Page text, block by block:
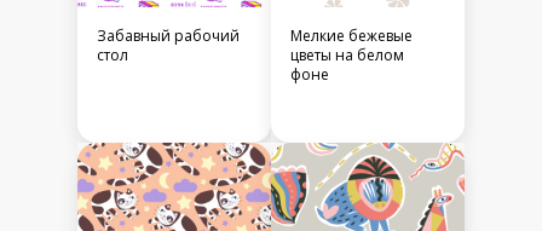
Забавный рабочий
стол
Мелкие бежевые
цветы на белом
фоне